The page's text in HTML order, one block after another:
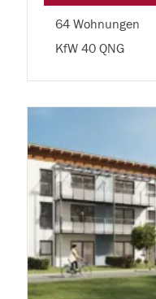
64 Wohnungen
KfW 40 QNG